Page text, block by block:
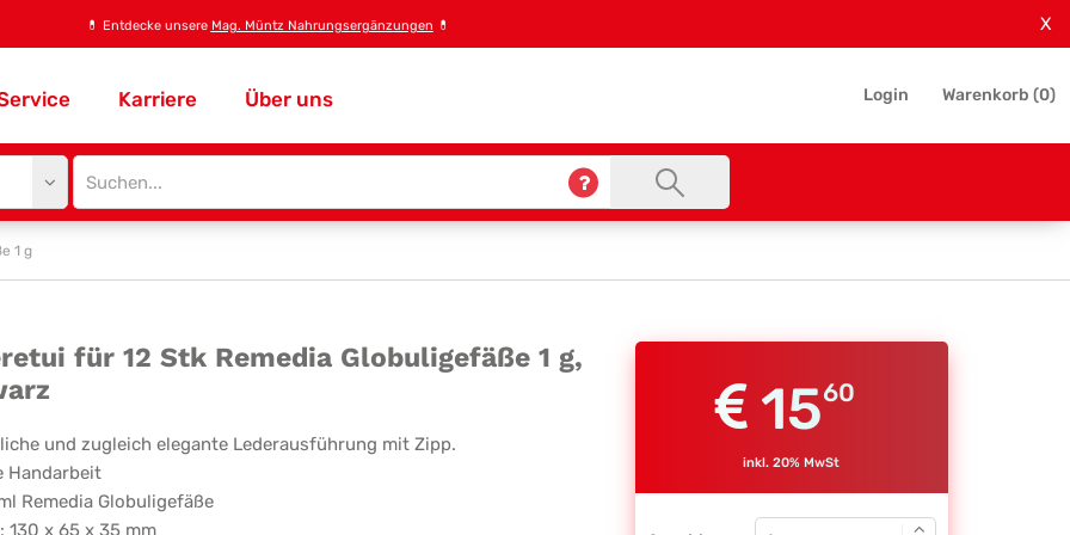
💊 Entdecke unsere Mag. Müntz Nahrungsergänzungen 💊 X
Karriere Über uns Login Warenkorb (0)
Site
search
1 g
für 12 Stk Remedia Globuligefäße 1 g,
und zugleich elegante Lederausführung mit Zipp.
Handarbeit
Remedia Globuligefäße
130 x 65 x 35 mm
1560
inkl. 20% MwSt